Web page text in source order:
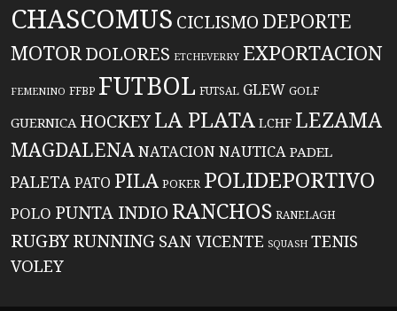
CHASCOMUS CICLISMO DEPORTE
MOTORDOLORES ETCHEVERRY EXPORTACION
FEMENINO FFBP FUTBOL FUTSAL GLEW GOLF
GUERNICA HOCKEYLA PLATA LCHF LEZAMA
MAGDALENANATACIONNAUTICA PADEL
PALETAPATO PILA POKER POLIDEPORTIVO
POLO PUNTA INDIO RANCHOS RANELAGH
RUGBYRUNNING SAN VICENTE SQUASH TENIS
VOLEY